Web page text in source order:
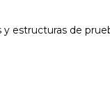
estructuras de